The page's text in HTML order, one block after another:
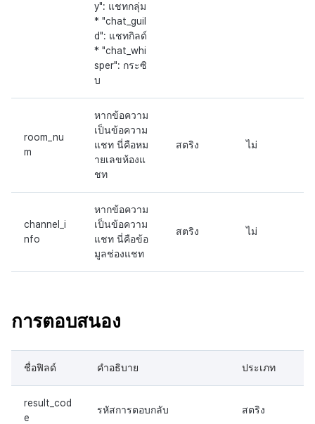
y": แชทกลุ่ม
* "chat_guil
d": แชทกิลด์
* "chat_whi
sper": กระซิ
บ
room_nu
m
หากข้อความ
เป็นข้อความ
แชท นี่คือหม
ายเลขห้องแ
ชท
สตริง ไม่
channel_i
nfo
หากข้อความ
เป็นข้อความ
แชท นี่คือข้อ
มูลช่องแชท
สตริง ไม่
การตอบสนอง
ชื่อฟิลด์ คำอธิบาย ประเภท
result_cod
e
รหัสการตอบกลับ สตริง